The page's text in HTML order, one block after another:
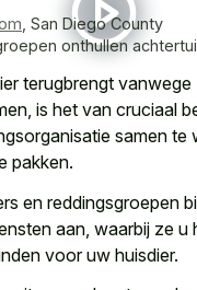
San Diego County
onthullen
terugbrengt vanwege
is het van cruciaal
samen te
pakken.
en reddingsgroepen
aan, waarbij ze u
voor uw huisdier.